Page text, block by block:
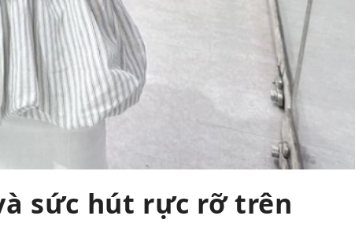
sức hút rực rỡ trên